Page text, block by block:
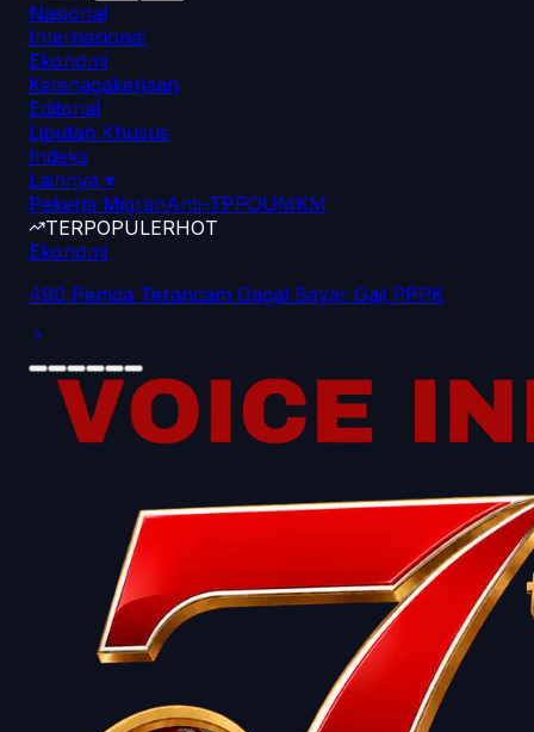
Nasional
Internasional
Ekonomi
Ketenagakerjaan
Editorial
Liputan Khusus
Indeks
Lainnya ▾
Pekerja MigranAnti-TPPOUMKM
TERPOPULERHOT
Ekonomi
490 Pemda Terancam Gagal Bayar Gaji PPPK